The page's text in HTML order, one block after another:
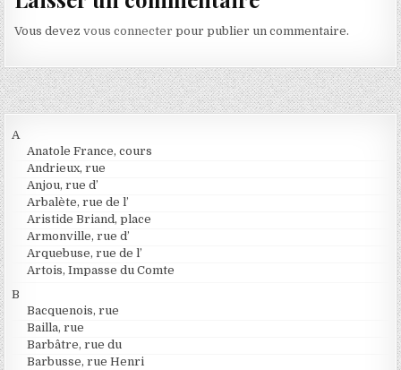
Vous devezvous connecter pour publier un commentaire.
A
Anatole France, cours
Andrieux, rue
Anjou, rue d’
Arbalète, rue de l’
Aristide Briand, place
Armonville, rue d’
Arquebuse, rue de l’
Artois, Impasse du Comte
B
Bacquenois, rue
Bailla, rue
Barbâtre, rue du
Barbusse, rue Henri